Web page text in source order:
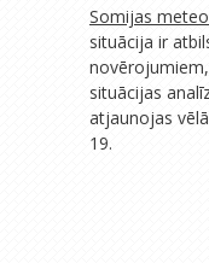
Somijas
situācija ir
situācijas
atjaunojas
19.